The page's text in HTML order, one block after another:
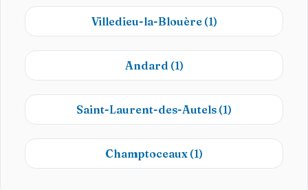
Villedieu-la-Blouère (1)
Andard (1)
Saint-Laurent-des-Autels (1)
Champtoceaux (1)